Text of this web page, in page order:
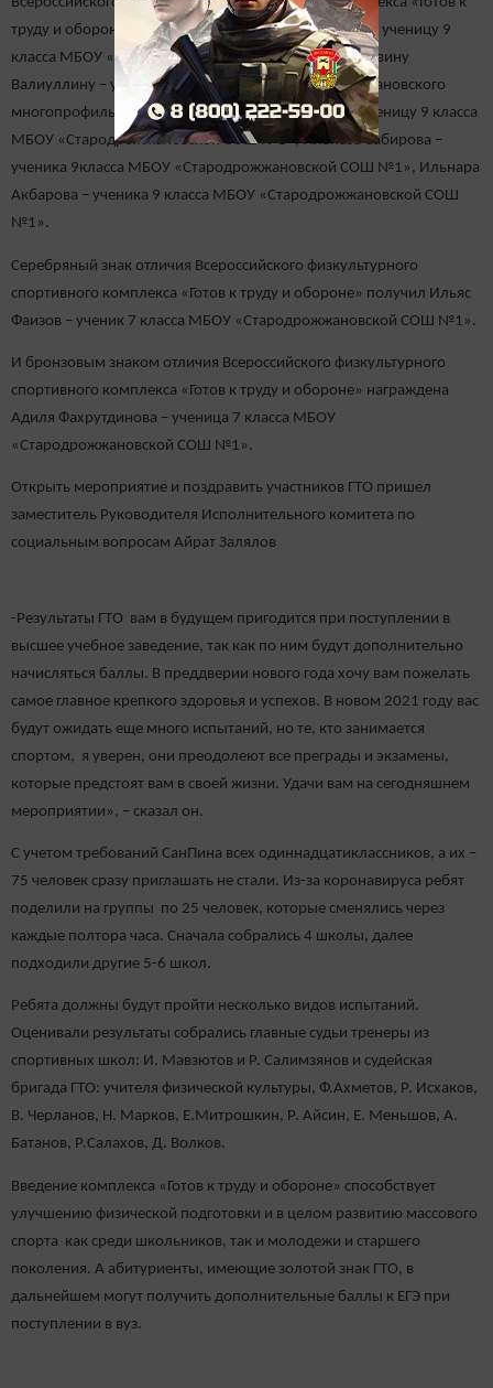
труду и обороне» наградили: Зарину Бельдичикову– ученицу 9
класса МБОУ «Стародрожжановской СОШ №1», Эльвину
Валиуллину – ученицу 9 класса МБОУ «Стародрожжановского
многопрофильного лицея», Айзилю Гатауллину – ученицу 9 класса
МБОУ «Стародрожжановской СОШ №1», Ильназа Сабирова –
ученика 9класса МБОУ «Стародрожжановской СОШ №1», Ильнара
Акбарова – ученика 9 класса МБОУ «Стародрожжановской СОШ
№1».
Серебряный знак отличия Всероссийского физкультурного
спортивного комплекса «Готов к труду и обороне» получил Ильяс
Фаизов – ученик 7 класса МБОУ «Стародрожжановской СОШ №1».
И бронзовым знаком отличия Всероссийского физкультурного
спортивного комплекса «Готов к труду и обороне» награждена
Адиля Фахрутдинова – ученица 7 класса МБОУ
«Стародрожжановской СОШ №1».
Открыть мероприятие и поздравить участников ГТО пришел
заместитель Руководителя Исполнительного комитета по
социальным вопросам Айрат Залялов
-Результаты ГТО вам в будущем пригодится при поступлении в
высшее учебное заведение, так как по ним будут дополнительно
начисляться баллы. В преддверии нового года хочу вам пожелать
самое главное крепкого здоровья и успехов. В новом 2021 году вас
будут ожидать еще много испытаний, но те, кто занимается
спортом, я уверен, они преодолеют все преграды и экзамены,
которые предстоят вам в своей жизни. Удачи вам на сегодняшнем
мероприятии», – сказал он.
С учетом требований СанПина всех одиннадцатиклассников, а их –
75 человек сразу приглашать не стали. Из-за коронавируса ребят
поделили на группы по 25 человек, которые сменялись через
каждые полтора часа. Сначала собрались 4 школы, далее
подходили другие 5-6 школ.
Ребята должны будут пройти несколько видов испытаний.
Оценивали результаты собрались главные судьи тренеры из
спортивных школ: И. Мавзютов и Р. Салимзянов и судейская
бригада ГТО: учителя физической культуры, Ф.Ахметов, Р. Исхаков,
В. Черланов, Н. Марков, Е.Митрошкин, Р. Айсин, Е. Меньшов, А.
Батанов, Р.Салахов, Д. Волков.
Введение комплекса «Готов к труду и обороне» способствует
улучшению физической подготовки и в целом развитию массового
спорта как среди школьников, так и молодежи и старшего
поколения. А абитуриенты, имеющие золотой знак ГТО, в
дальнейшем могут получить дополнительные баллы к ЕГЭ при
поступлении в вуз.